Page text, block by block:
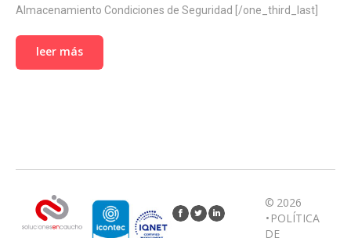
Almacenamiento Condiciones de Seguridad [/one_third_last]
leer más
© 2026
• POLÍTICA
DE